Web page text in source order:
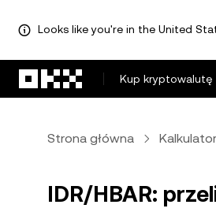
Looks like you're in the United
Kup kryptowalutę
Strona główna Kalkulator
IDR/HBAR: